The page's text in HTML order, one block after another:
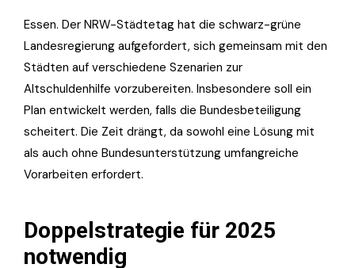
Essen. Der NRW-Städtetag hat die schwarz-grüne
Landesregierung aufgefordert, sich gemeinsam mit den
Städten auf verschiedene Szenarien zur
Altschuldenhilfe vorzubereiten. Insbesondere soll ein
Plan entwickelt werden, falls die Bundesbeteiligung
scheitert. Die Zeit drängt, da sowohl eine Lösung mit
als auch ohne Bundesunterstützung umfangreiche
Vorarbeiten erfordert.
Doppelstrategie für 2025
notwendig